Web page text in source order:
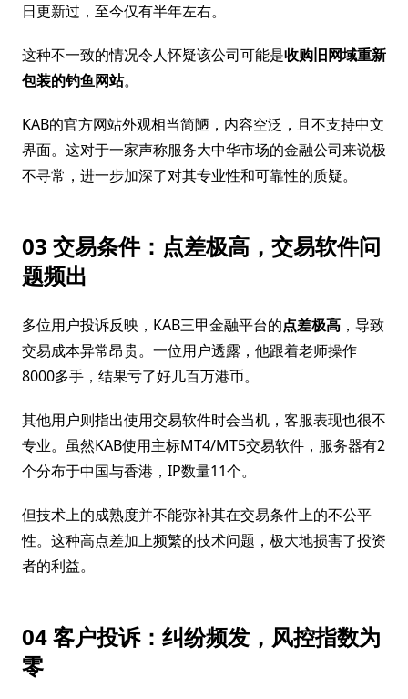
日更新过，至今仅有半年左右。
这种不一致的情况令人怀疑该公司可能是收购旧网域重新
包装的钓鱼网站。
KAB的官方网站外观相当简陋，内容空泛，且不支持中文
界面。这对于一家声称服务大中华市场的金融公司来说极
不寻常，进一步加深了对其专业性和可靠性的质疑。
03 交易条件：点差极高，交易软件问
题频出
多位用户投诉反映，KAB三甲金融平台的点差极高 ，导致
交易成本异常昂贵。一位用户透露，他跟着老师操作
8000多手，结果亏了好几百万港币。
其他用户则指出使用交易软件时会当机，客服表现也很不
专业。虽然KAB使用主标MT4/MT5交易软件，服务器有2
个分布于中国与香港，IP数量11个。
但技术上的成熟度并不能弥补其在交易条件上的不公平
性。这种高点差加上频繁的技术问题，极大地损害了投资
者的利益。
04 客户投诉：纠纷频发，风控指数为
零